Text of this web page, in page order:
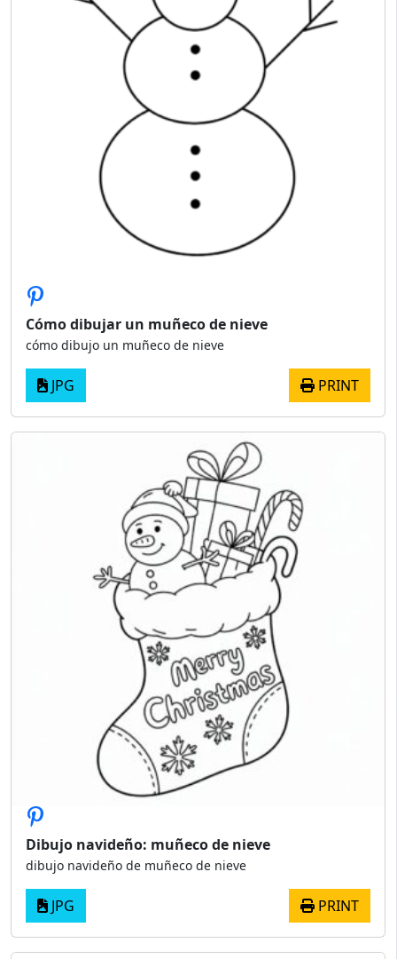
Cómo dibujar un muñeco de nieve
cómo dibujo un muñeco de nieve
JPG PRINT
Dibujo navideño: muñeco de nieve
dibujo navideño de muñeco de nieve
JPG PRINT